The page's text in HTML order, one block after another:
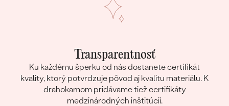
Transparentnosť
Ku každému šperku od nás dostanete certifikát
kvality, ktorý potvrdzuje pôvod aj kvalitu materiálu. K
drahokamom pridávame tiež certifikáty
medzinárodných inštitúcií.